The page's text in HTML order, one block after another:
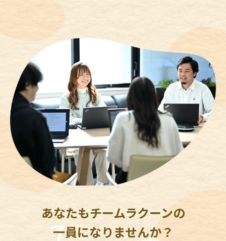
あなたもチームラクーンの
一員になりませんか？